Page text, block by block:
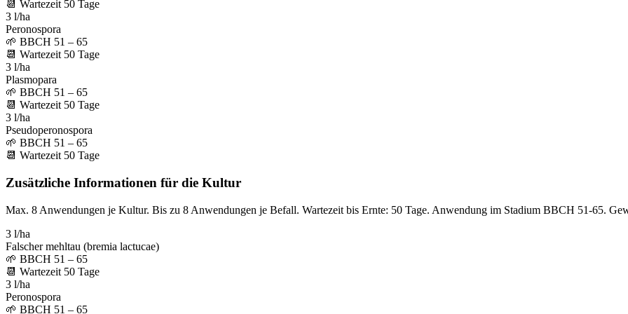
📆 Wartezeit 50 Tage
3 l/ha
Peronospora
🌱 BBCH 51 – 65
📆 Wartezeit 50 Tage
3 l/ha
Plasmopara
🌱 BBCH 51 – 65
📆 Wartezeit 50 Tage
3 l/ha
Pseudoperonospora
🌱 BBCH 51 – 65
📆 Wartezeit 50 Tage
Zusätzliche Informationen für die Kultur
Max. 8 Anwendungen je Kultur. Bis zu 8 Anwendungen je Befall. Wartezeit bis Ernte: 50 Tage. Anwendung im Stadium BBCH 51-65.
3 l/ha
Falscher mehltau (bremia lactucae)
🌱 BBCH 51 – 65
📆 Wartezeit 50 Tage
3 l/ha
Peronospora
🌱 BBCH 51 – 65